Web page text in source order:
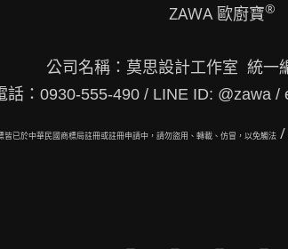
ZAWA 歐廚寶®
公司名稱：莫思設計工作室 統一
話：0930-555-490 / LINE ID: @zawa /
皆已於中華民國商標局註冊或註冊申請中，請勿盜用、轉載、仿冒，以免觸法 /